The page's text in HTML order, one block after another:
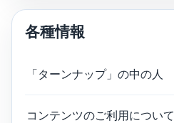
各種情報
「ターンナップ」の中の人
コンテンツのご利用について